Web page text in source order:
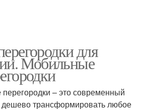
для
Мобильные
– это современный
дешево трансформировать любое